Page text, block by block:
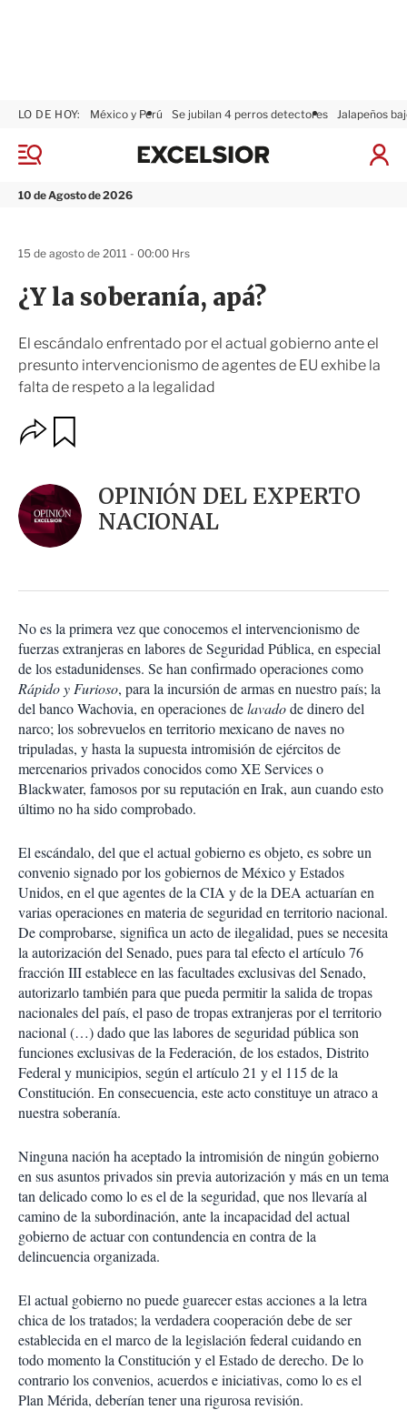
M
n
10 de Agosto de 2026
LO DE HOY: México y Perú Se jubilan 4 perros detectores Jalapeños
I
n
x
¿Y la soberanía, apá?
El escándalo enfrentado por el actual gobierno ante el
presunto intervencionismo de agentes de EU exhibe la
falta de respeto a la legalidad
15 de agosto de 2011 - 00:00 Hrs
O
p
o
n
e
s
c
m
p
a
r
i
r
a
r
OPINIÓN DEL EXPERTO
NACIONAL
No es la primera vez que conocemos el intervencionismo de
fuerzas extranjeras en labores de Seguridad Pública, en especial
de los estadunidenses. Se han confirmado operaciones como
Rápido y Furioso, para la incursión de armas en nuestro país; la
del banco Wachovia, en operaciones delavadode dinero del
narco; los sobrevuelos en territorio mexicano de naves no
tripuladas, y hasta la supuesta intromisión de ejércitos de
mercenarios privados conocidos como XE Services o
Blackwater, famosos por su reputación en Irak, aun cuando esto
último no ha sido comprobado.
El escándalo, del que el actual gobierno es objeto, es sobre un
convenio signado por los gobiernos de México y Estados
Unidos, en el que agentes de la CIA y de la DEA actuarían en
varias operaciones en materia de seguridad en territorio nacional.
De comprobarse, significa un acto de ilegalidad, pues se necesita
la autorización del Senado, pues para tal efecto el artículo 76
fracción III establece en las facultades exclusivas del Senado,
autorizarlo también para que pueda permitir la salida de tropas
nacionales del país, el paso de tropas extranjeras por el territorio
nacional (…) dado que las labores de seguridad pública son
funciones exclusivas de la Federación, de los estados, Distrito
Federal y municipios, según el artículo 21 y el 115 de la
Constitución. En consecuencia, este acto constituye un atraco a
nuestra soberanía.
Ninguna nación ha aceptado la intromisión de ningún gobierno
en sus asuntos privados sin previa autorización y más en un tema
tan delicado como lo es el de la seguridad, que nos llevaría al
camino de la subordinación, ante la incapacidad del actual
gobierno de actuar con contundencia en contra de la
delincuencia organizada.
El actual gobierno no puede guarecer estas acciones a la letra
chica de los tratados; la verdadera cooperación debe de ser
establecida en el marco de la legislación federal cuidando en
todo momento la Constitución y el Estado de derecho. De lo
contrario los convenios, acuerdos e iniciativas, como lo es el
Plan Mérida, deberían tener una rigurosa revisión.